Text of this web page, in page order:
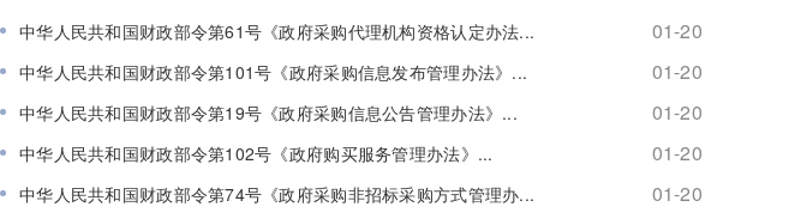
中华人民共和国财政部令第61号《政府采购代理机构资格认定办法... 01-20
中华人民共和国财政部令第101号《政府采购信息发布管理办法》... 01-20
中华人民共和国财政部令第19号《政府采购信息公告管理办法》... 01-20
中华人民共和国财政部令第102号《政府购买服务管理办法》... 01-20
中华人民共和国财政部令第74号《政府采购非招标采购方式管理办... 01-20